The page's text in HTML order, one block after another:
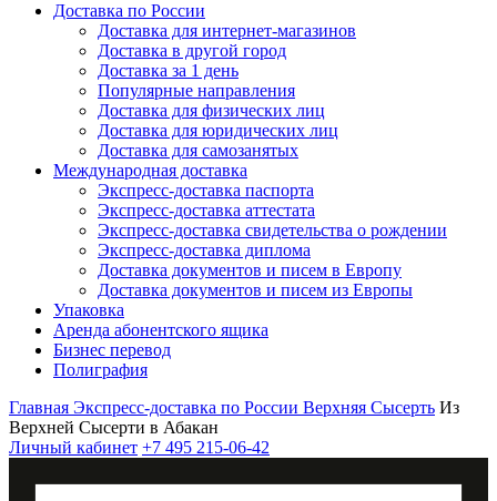
Доставка по России
Доставка для интернет-магазинов
Доставка в другой город
Доставка за 1 день
Популярные направления
Доставка для физических лиц
Доставка для юридических лиц
Доставка для самозанятых
Международная доставка
Экспресс-доставка паспорта
Экспресс-доставка аттестата
Экспресс-доставка свидетельства о рождении
Экспресс-доставка диплома
Доставка документов и писем в Европу
Доставка документов и писем из Европы
Упаковка
Аренда абонентского ящика
Бизнес перевод
Полиграфия
Главная Экспресс-доставка по России Верхняя Сысерть Из
Верхней Сысерти в Абакан
Личный кабинет +7 495 215-06-42